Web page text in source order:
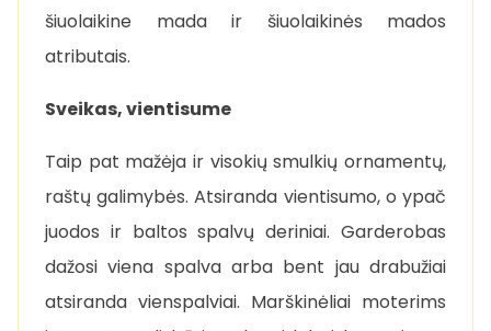
šiuolaikine mada ir šiuolaikinės mados
atributais.
Sveikas, vientisume
Taip pat mažėja ir visokių smulkių ornamentų,
raštų galimybės. Atsiranda vientisumo, o ypač
juodos ir baltos spalvų deriniai. Garderobas
dažosi viena spalva arba bent jau drabužiai
atsiranda vienspalviai. Marškinėliai moterims